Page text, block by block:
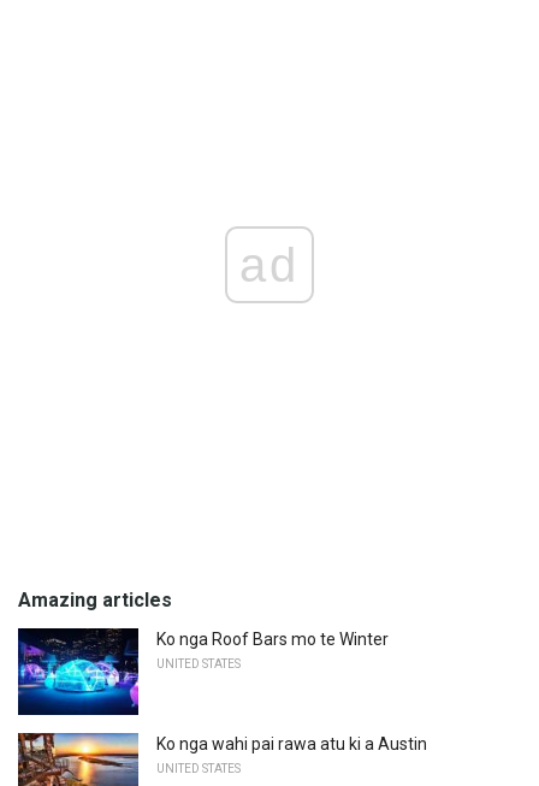
ad
Amazing articles
Ko nga Roof Bars mo te Winter
UNITED STATES
Ko nga wahi pai rawa atu ki a Austin
UNITED STATES